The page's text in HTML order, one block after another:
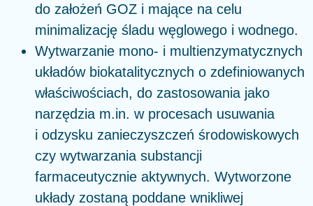
do założeń GOZ i mające na celu
minimalizację śladu węglowego i wodnego.
Wytwarzanie mono- i multienzymatycznych
układów biokatalitycznych o zdefiniowanych
właściwościach, do zastosowania jako
narzędzia m.in. w procesach usuwania
i odzysku zanieczyszczeń środowiskowych
czy wytwarzania substancji
farmaceutycznie aktywnych. Wytworzone
układy zostaną poddane wnikliwej